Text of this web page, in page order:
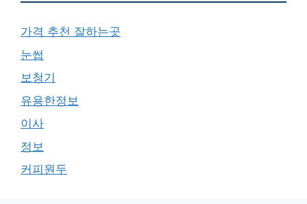
가격 추천 잘하는곳
눈썹
보청기
유용한정보
이사
정보
커피원두